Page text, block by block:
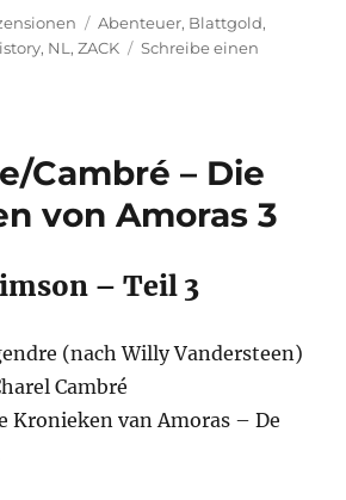
Schlagwörter
Abenteuer, Blattgold,
, NL ,ZACK
Schreibe einen
Cambré – Die
von Amoras 3
– Teil 3
(nach Willy Vandersteen)
Cambré
Kronieken van Amoras – De